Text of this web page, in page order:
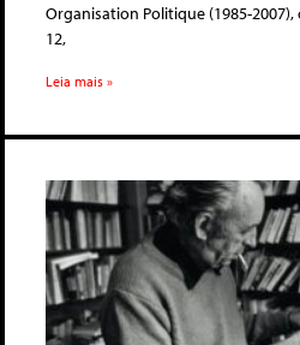
Organisation Politique (1985-
12,
Leia mais »